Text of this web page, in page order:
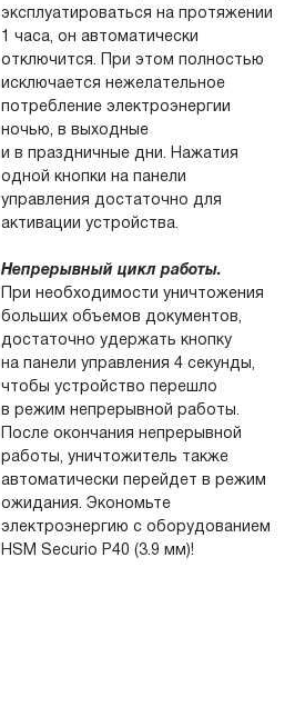
эксплуатироваться на протяжении
1 часа, он автоматически
отключится. При этом полностью
исключается нежелательное
потребление электроэнергии
ночью, в выходные
и в праздничные дни. Нажатия
одной кнопки на панели
управления достаточно для
активации устройства.
Непрерывный цикл работы.
При необходимости уничтожения
больших объемов документов,
достаточно удержать кнопку
на панели управления 4 секунды,
чтобы устройство перешло
в режим непрерывной работы.
После окончания непрерывной
работы, уничтожитель также
автоматически перейдет в режим
ожидания. Экономьте
электроэнергию с оборудованием
HSM Securio P40 (3.9 мм)!